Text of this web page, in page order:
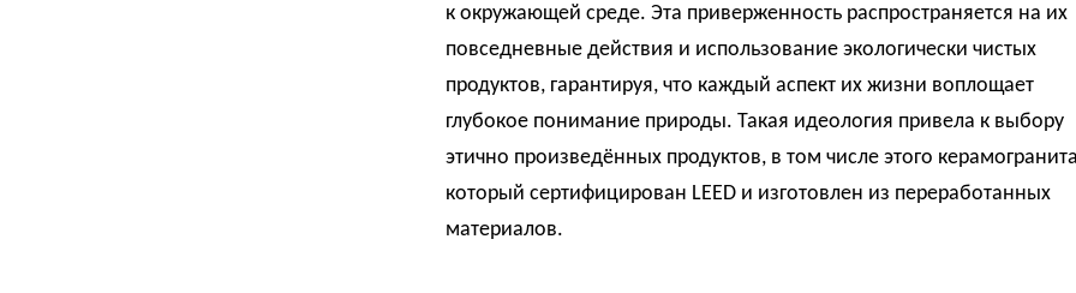
к окружающей среде. Эта приверженность распространяется на их
повседневные действия и использование экологически чистых
продуктов, гарантируя, что каждый аспект их жизни воплощает
глубокое понимание природы. Такая идеология привела к выбору
этично произведённых продуктов, в том числе этого
который сертифицирован LEED и изготовлен из переработанных
материалов.